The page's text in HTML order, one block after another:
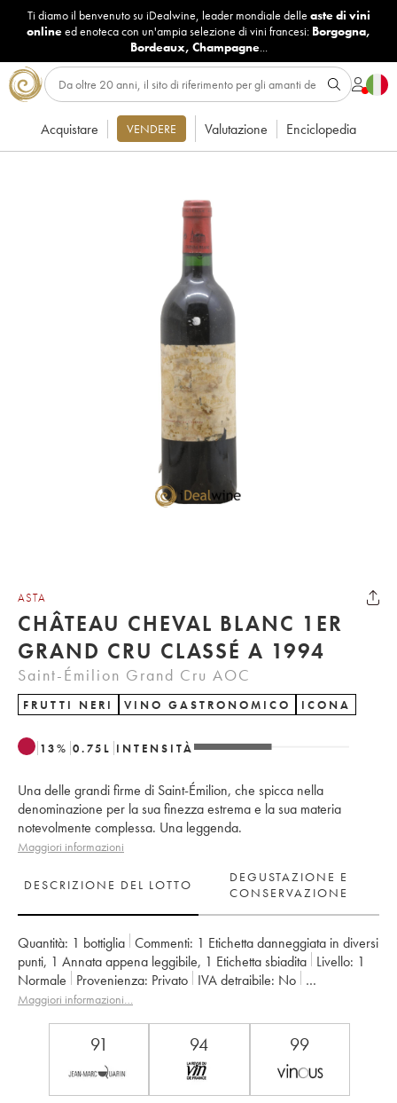
Ti diamo il benvenuto su iDealwine, leader mondiale delle aste di vini
onlineed enoteca con un'ampia selezione di vini francesi: Borgogna,
Bordeaux, Champagne...
Acquistare VENDERE Valutazione Enciclopedia
ASTA
CHÂTEAU CHEVAL BLANC 1ER
GRAND CRU CLASSÉ A 1994
Saint-Émilion Grand Cru AOC
FRUTTI NERI VINO GASTRONOMICO ICONA
13% 0.75 L INTENSITÀ
Una delle grandi firme di Saint-Émilion, che spicca nella
denominazione per la sua finezza estrema e la sua materia
notevolmente complessa. Una leggenda.
Maggiori informazioni
DESCRIZIONE DEL LOTTO
DEGUSTAZIONE E
CONSERVAZIONE
Quantità: 1 bottiglia Commenti: 1 Etichetta danneggiata in diversi
punti, 1 Annata appena leggibile, 1 Etichetta sbiadita Livello: 1
Normale
Provenienza: privato IVA detraibile:
no
Regione: Bordeaux
LVMH / Albert Frère
Maggiori informazioni…
91 94 99